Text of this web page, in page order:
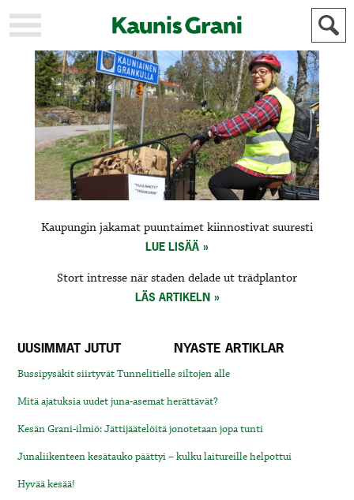
KAUPUNKI
STADEN
AJANKOHTAISTA
AKTUELLT
URHEILU
IDROTT
KULTTUURI
KULTUR
HISTORIA
HISTORIA
YLEINEN
ALLMÄN
MAINOSTAJILLE
ANNONSÖRER
Kaupungin jakamat puuntaimet kiinnostivat suuresti
LUE LISÄÄ
Stort intresse när staden delade ut trädplantor
LÄS ARTIKELN
UUSIMMAT JUTUT NYASTE ARTIKLAR
Bussipysäkit siirtyvät Tunnelitielle siltojen alle
Mitä ajatuksia uudet juna-asemat herättävät?
Kesän Grani-ilmiö: Jättijäätelöitä jonotetaan jopa tunti
Junaliikenteen kesätauko päättyi – kulku laitureille helpottui
Hyvää kesää!